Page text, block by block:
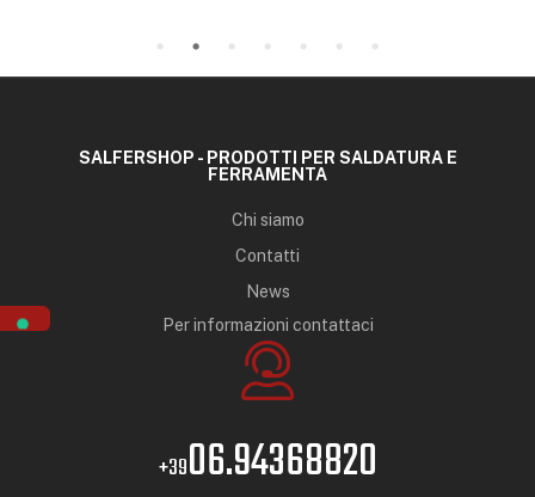
SALFERSHOP - PRODOTTI PER SALDATURA E
FERRAMENTA
Chi siamo
Contatti
News
Per informazioni contattaci
+3906.94368820